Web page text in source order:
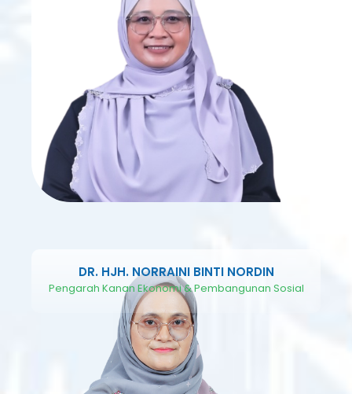
DR. HJH. NORRAINI BINTI NORDIN
Pengarah Kanan Ekonomi & Pembangunan Sosial